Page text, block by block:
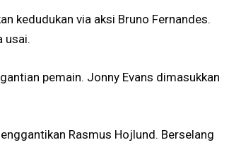
kedudukan via aksi Bruno Fernandes.
usai.
pemain. Jonny Evans dimasukkan
Rasmus Hojlund. Berselang